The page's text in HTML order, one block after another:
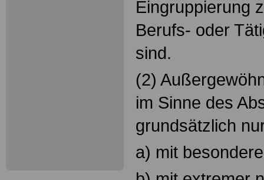
Eingruppierung
Berufs- oder
sind.
(2)
im Sinne des
grundsätzlich
a) mit